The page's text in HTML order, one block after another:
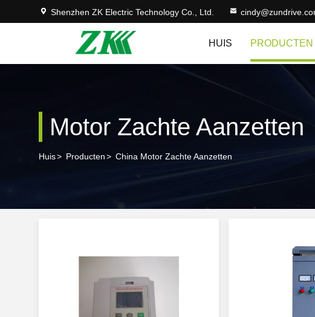
Shenzhen ZK Electric Technology Co., Ltd.
HUIS PRODUCTEN
Motor Zachte Aanzetten
Huis> Producten> China Motor Zachte Aanzetten